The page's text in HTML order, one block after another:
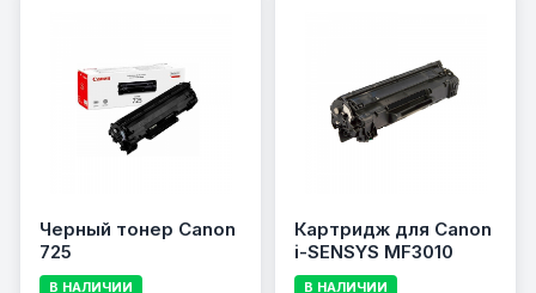
Черный тонер Canon
725
В НАЛИЧИИ
Картридж для Canon
i-SENSYS MF3010
В НАЛИЧИИ